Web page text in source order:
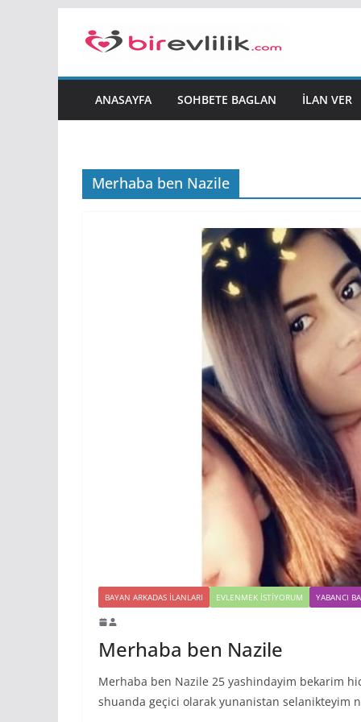
ANASAYFA SOHBETE BAGLAN İLAN VER
Merhaba ben Nazile
BAYAN ARKADAS ILANLARI EVLENMEK İSTIYORUM YABANCI
Merhaba ben Nazile
Merhaba ben Nazile 25 yashindayim bekarim
shuanda geçici olarak yunanistan selanikteyim